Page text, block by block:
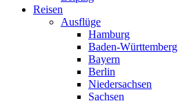
Reisen
Ausflüge
Hamburg
Baden-Württemberg
Bayern
Berlin
Niedersachsen
Sachsen